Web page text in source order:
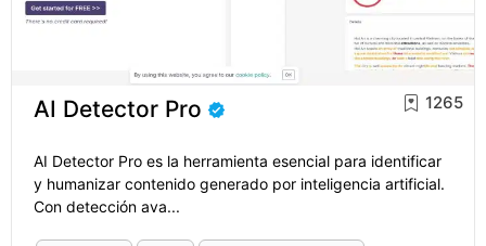
AI Detector Pro 1265
AI Detector Pro es la herramienta esencial para identificar
y humanizar contenido generado por inteligencia artificial.
Con detección ava...